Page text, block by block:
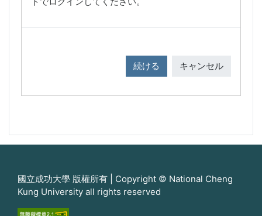
続ける キャンセル
國立成功大學 版權所有 | Copyright © National Cheng
Kung University all rights reserved